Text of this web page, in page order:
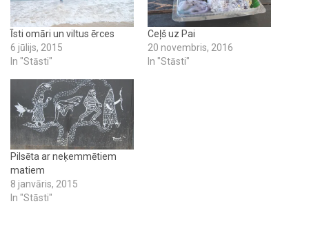
Īsti omāri un viltus ērces
6 jūlijs, 2015
In "Stāsti"
Ceļš uz Pai
20 novembris, 2016
In "Stāsti"
Pilsēta ar neķemmētiem
matiem
8 janvāris, 2015
In "Stāsti"